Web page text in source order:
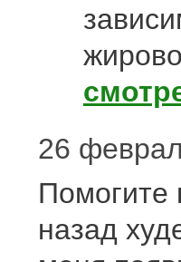
26
Помогите
назад